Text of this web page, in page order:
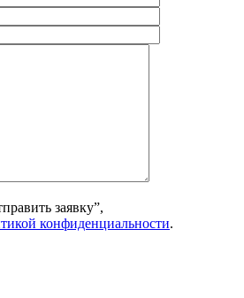
заявку”,
конфиденциальности.